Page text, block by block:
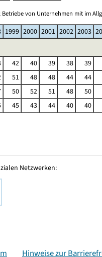
von Unternehmen mit im
1999 2000 2001 2002 2003
42 40 39 38 39
51 48 48 44 44
50 52 51 48 50
45 43 44 40 40
Netzwerken:
Hinweise zur